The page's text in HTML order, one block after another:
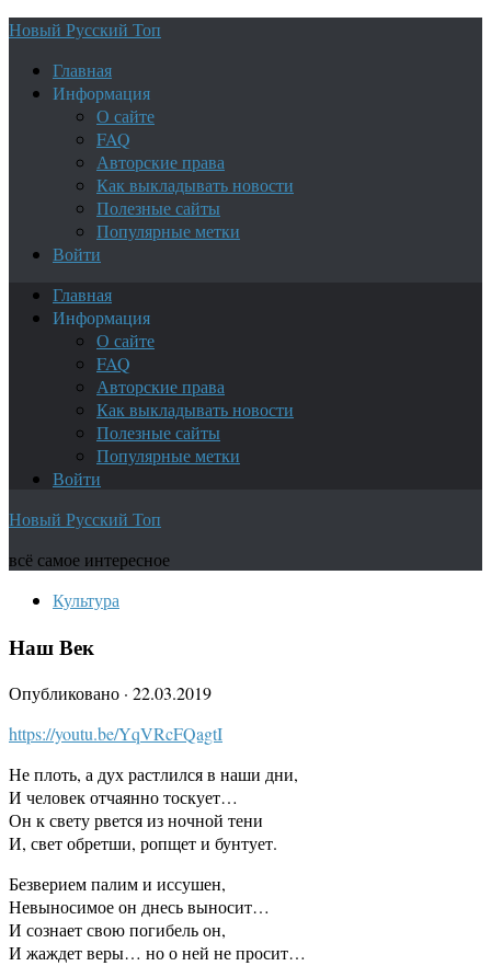
Новый Русский Топ
Главная
Информация
О сайте
FAQ
Авторские права
Как выкладывать новости
Полезные сайты
Популярные метки
Войти
Главная
Информация
О сайте
FAQ
Авторские права
Как выкладывать новости
Полезные сайты
Популярные метки
Войти
Новый Русский Топ
всё самое интересное
Культура
Наш Век
Опубликовано · 22.03.2019
https://youtu.be/YqVRcFQagtI
Не плоть, а дух растлился в наши дни,
И человек отчаянно тоскует…
Он к свету рвется из ночной тени
И, свет обретши, ропщет и бунтует.
Безверием палим и иссушен,
Невыносимое он днесь выносит…
И сознает свою погибель он,
И жаждет веры… но о ней не просит…